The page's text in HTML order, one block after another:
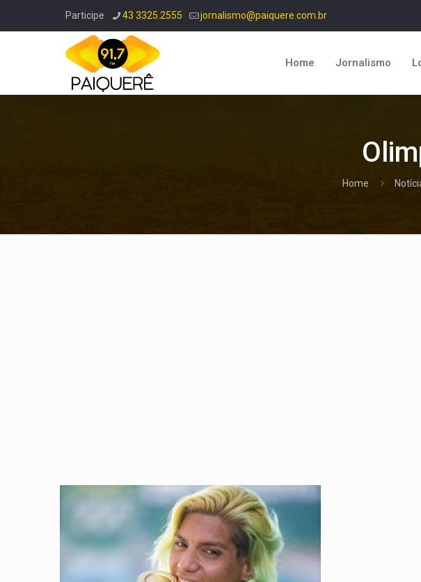
Participe 43 3325.2555 jornalismo@paiquere.com.br
Home Jornalismo
Home